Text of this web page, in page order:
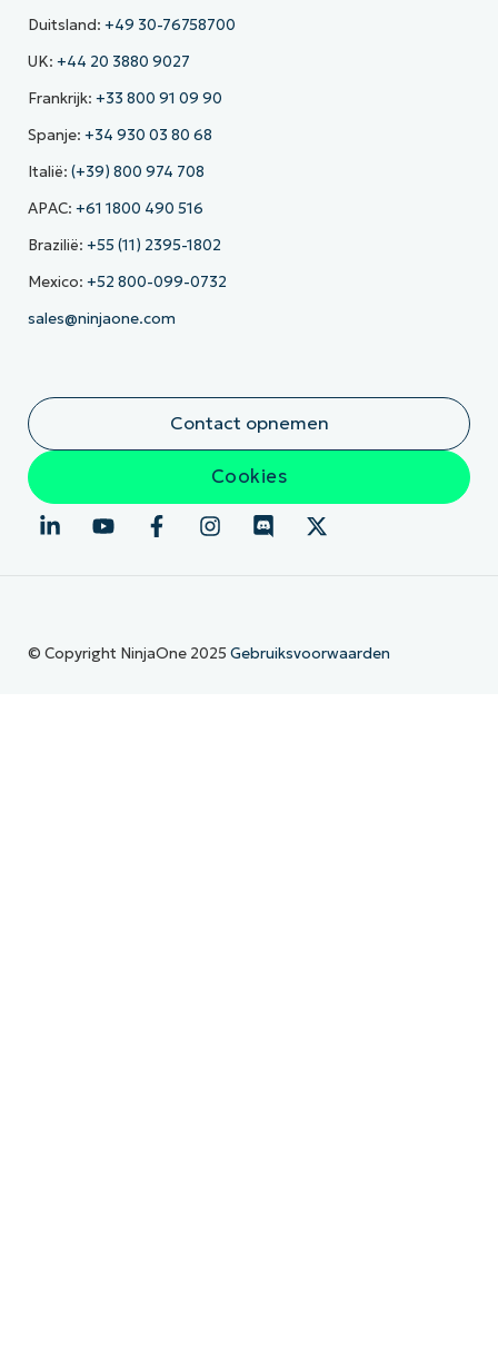
Duitsland: +49 30-76758700
UK: +44 20 3880 9027
Frankrijk: +33 800 91 09 90
Spanje: +34 930 03 80 68
Italië: (+39) 800 974 708
APAC: +61 1800 490 516
Brazilië: +55 (11) 2395-1802
Mexico: +52 800-099-0732
sales@ninjaone.com
Contact opnemen
Cookies
© Copyright NinjaOne 2025 Gebruiksvoorwaarden